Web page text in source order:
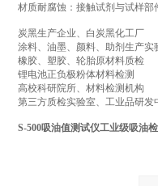
材质耐腐蚀：接触试剂与试样
炭黑生产企业、白炭黑化工厂
涂料、油墨、颜料、助剂生产实
橡胶、塑胶、轮胎原材料质检
锂电池正负极粉体材料检测
高校科研院所、材料检测机构
第三方质检实验室、工业品研发
S-500吸油值测试仪工业级吸油